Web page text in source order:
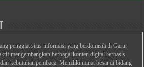
penggiat situs informasi yang berdomisili di Garut
mengembangkan berbagai konten digital berbasis
kebutuhan pembaca. Memiliki minat besar di bidang